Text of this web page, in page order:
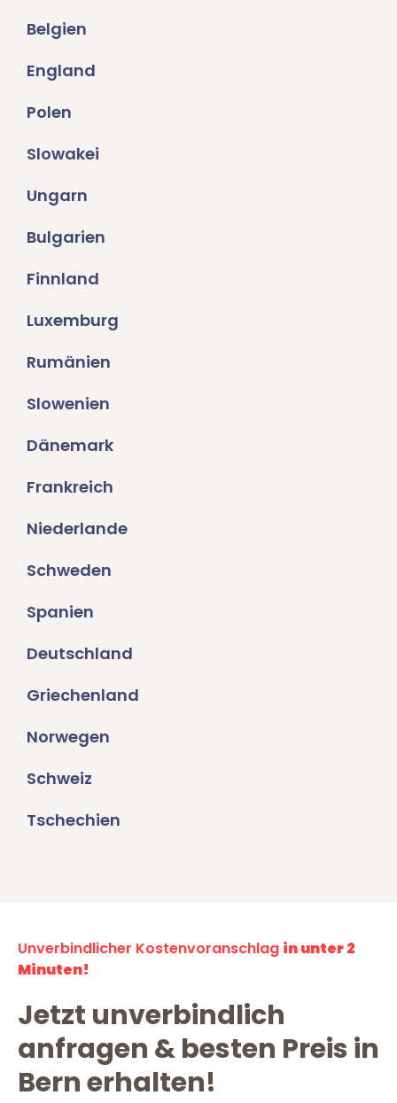
Belgien
England
Polen
Slowakei
Ungarn
Bulgarien
Finnland
Luxemburg
Rumänien
Slowenien
Dänemark
Frankreich
Niederlande
Schweden
Spanien
Deutschland
Griechenland
Norwegen
Schweiz
Tschechien
Unverbindlicher Kostenvoranschlag in unter 2
Minuten!
Jetzt unverbindlich
anfragen & besten Preis in
Bern erhalten!